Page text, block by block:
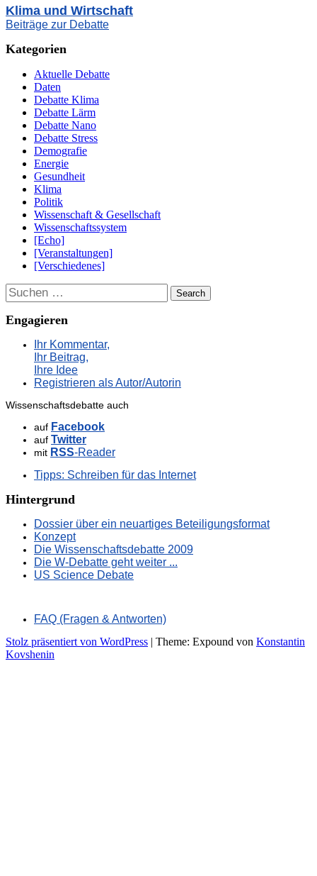
Klima und Wirtschaft
Beiträge zur Debatte
Kategorien
Aktuelle Debatte
Daten
Debatte Klima
Debatte Lärm
Debatte Nano
Debatte Stress
Demografie
Energie
Gesundheit
Klima
Politik
Wissenschaft & Gesellschaft
Wissenschaftssystem
[Echo]
[Veranstaltungen]
[Verschiedenes]
Suchen
Engagieren
Ihr Kommentar,
Ihr Beitrag,
Ihre Idee
Registrieren als Autor/Autorin
Wissenschaftsdebatte auch
auf Facebook
auf Twitter
mit RSS-Reader
Tipps: Schreiben für das Internet
Hintergrund
Dossier über ein neuartiges Beteiligungsformat
Konzept
Die Wissenschaftsdebatte 2009
Die W-Debatte geht weiter ...
US Science Debate
FAQ (Fragen & Antworten)
Stolz präsentiert von WordPress | Theme: Expound von Konstantin
Kovshenin